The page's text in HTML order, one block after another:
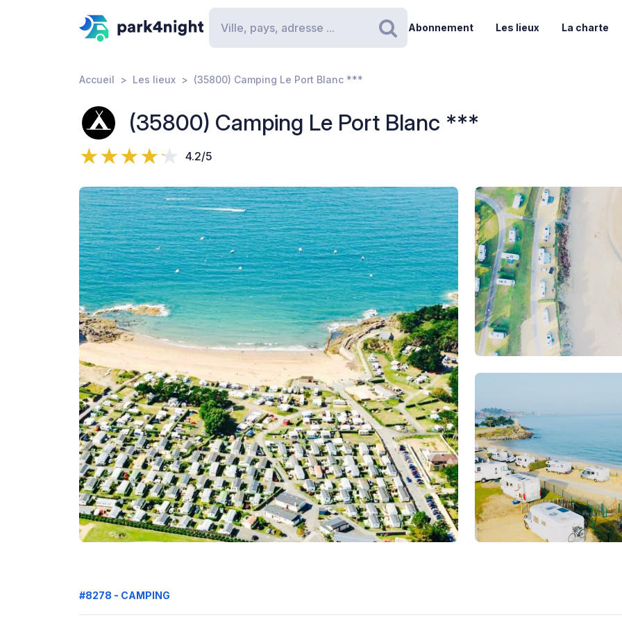
Rechercher
Abonnement Les lieux La charte
Accueil Les lieux (35800) Camping Le Port Blanc ***
(35800) Camping Le Port Blanc ***
4.2/5
#8278 - CAMPING